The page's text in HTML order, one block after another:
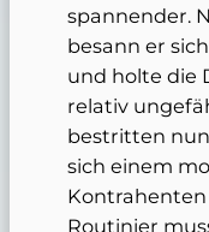
spannender.
besann er
und holte die
relativ
bestritten
sich einem
Routinier